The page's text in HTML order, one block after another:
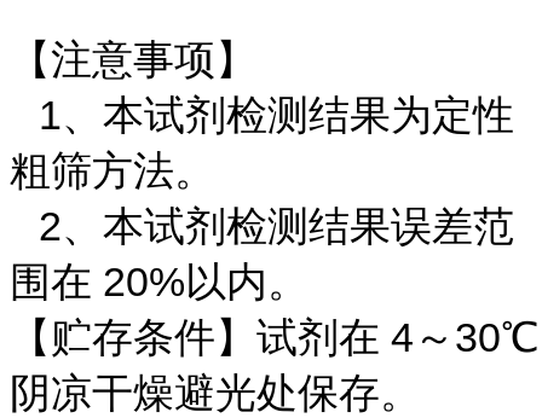
【注意事项】
1、本试剂检测结果为定性
粗筛方法。
2、本试剂检测结果误差范
围在 20%以内。
【贮存条件】试剂在 4～30℃
阴凉干燥避光处保存。